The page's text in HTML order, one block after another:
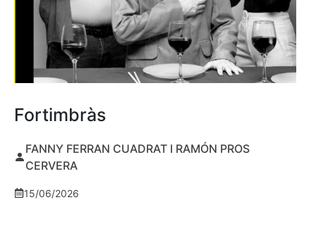
Fortimbràs
FANNY FERRAN CUADRAT I RAMÓN PROS
CERVERA
15/06/2026